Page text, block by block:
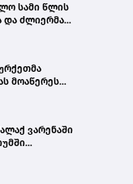
სამი წლის
და ძლიერმა
მოაწერეს
ვარენაში